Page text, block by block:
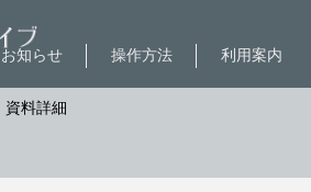
利用案内
操作方法
お知らせ
資料詳細